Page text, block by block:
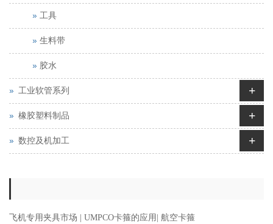
工具
生料带
胶水
工业软管系列 +
橡胶塑料制品 +
数控及机加工 +
飞机专用夹具市场 | UMPCO卡箍的应用| 航空卡箍